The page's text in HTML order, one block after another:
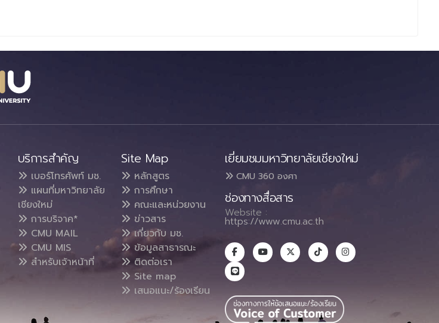
บริการสำคัญ
เบอร์โทรศัพท์ มช.
แผนที่มหาวิทยาลัย
เชียงใหม่
การบริจาค*
CMU MAIL
CMU MIS
สำหรับเจ้าหน้าที่
Site Map
หลักสูตร
การศึกษา
คณะและหน่วยงาน
ข่าวสาร
เกี่ยวกับ มช.
ข้อมูลสาธารณะ
ติดต่อเรา
Site map
เสนอแนะ/ร้องเรียน
เยี่ยมชมมหาวิทยาลัยเชียงใหม่
CMU 360 องศา
ช่องทางสื่อสาร
Website :
https://www.cmu.ac.th